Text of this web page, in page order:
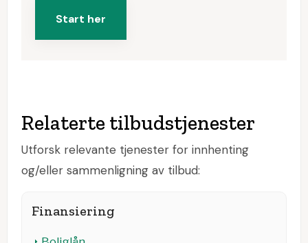
Start her
Relaterte tilbudstjenester
Utforsk relevante tjenester for innhenting
og/eller sammenligning av tilbud:
Finansiering